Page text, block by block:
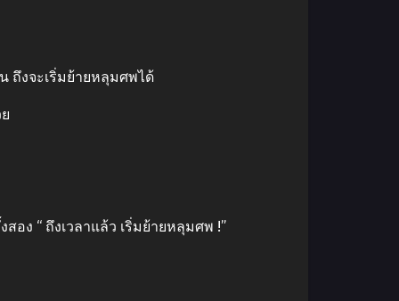
ถึงจะเริ่มย้ายหลุมศพได้
ง “ ถึงเวลาแล้ว เริ่มย้ายหลุมศพ !”